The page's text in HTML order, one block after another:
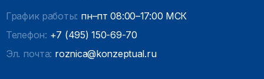
График работы: пн–пт 08:00–17:00 МСК
Телефон: +7 (495) 150-69-70
Эл. почта: roznica@konzeptual.ru